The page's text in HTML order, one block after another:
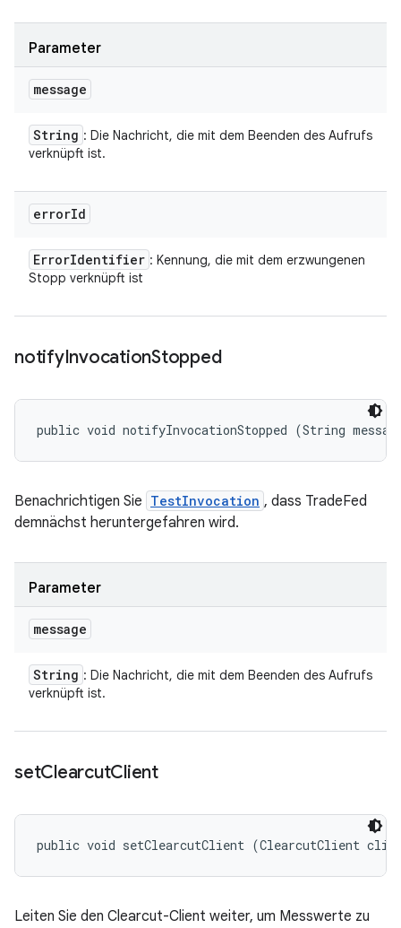
Parameter
message
String : Die Nachricht, die mit dem Beenden des Aufrufs
verknüpft ist.
errorId
ErrorIdentifier : Kennung, die mit dem erzwungenen
Stopp verknüpft ist
notifyInvocationStopped
public void notifyInvocationStopped (String
Benachrichtigen Sie TestInvocation , dass TradeFed
demnächst heruntergefahren wird.
Parameter
message
String : Die Nachricht, die mit dem Beenden des Aufrufs
verknüpft ist.
setClearcutClient
public void setClearcutClient (ClearcutClient
Leiten Sie den Clearcut-Client weiter, um Messwerte zu